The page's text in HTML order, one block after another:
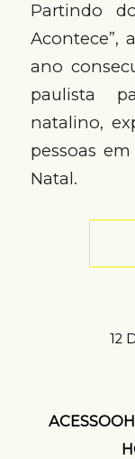
Partindo
Acontece”,
ano
paulista
natalino,
pessoas
Natal.
12
ACESSOOH